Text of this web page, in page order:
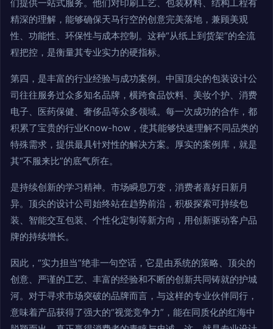
们提供一站式服务。他们对印刷工艺、包装材料、结构工程有
精深的理解，能够确保天马行空的创意完美落地，兼顾美观
性、功能性、环保性与成本控制。这种“从纸上到货架”的全流
程把控，是衡量其专业实力的硬指标。
第四，是丰富的行业经验与成功案例。中国顶尖的包装设计公
司往往服务过众多知名品牌，横跨食品饮料、美妆个护、消费
电子、医药保健、奢侈品等众多领域。每一次成功的合作，都
积累了宝贵的行业Know-how，使其能够快速理解不同品类的
特殊需求，提供最具针对性的解决方案。厚实的案例库，就是
其“不服来比”的底气所在。
是持续创新的学习精神。市场瞬息万变，消费者喜好日新月
异。顶尖的设计公司始终站在趋势前沿，积极探索可持续包
装、智能交互包装、个性化定制等新方向，用创新驱动客户品
牌的持续增长。
因此，“实力担当”绝非一句空话，它是由系统的策略、顶尖的
创意、严谨的工艺、丰富的经验和不断的创新共同铸就的护城
河。对于寻求市场突破的品牌而言，与这样的专业伙伴同行，
意味着产品获得了强大的“视觉竞争力”，能在同质化的红海中